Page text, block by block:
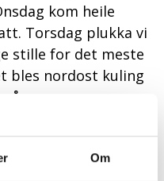
Om
kom heile
Torsdag plukka vi
stille for det meste
bles nordost kuling
livd og ligg ilag